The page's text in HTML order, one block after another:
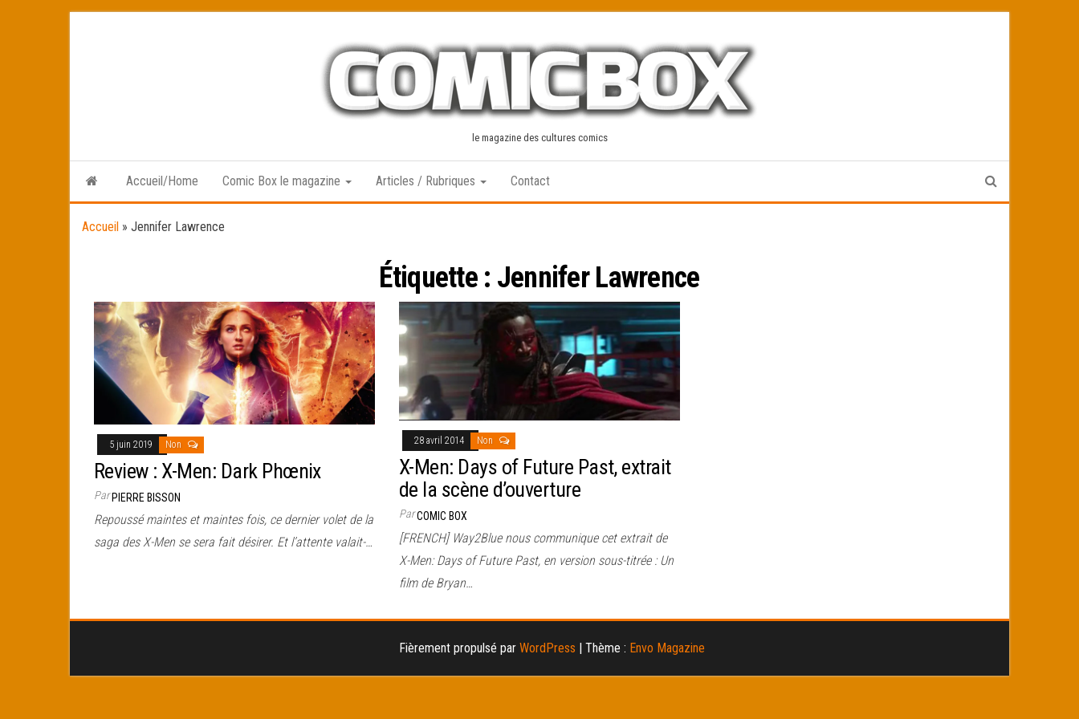
le magazine des cultures comics
Accueil/Home Comic Box le magazine Articles / Rubriques Contact
Accueil » Jennifer Lawrence
Étiquette : Jennifer Lawrence
5 juin 2019 Non
Review : X-Men: Dark Phœnix
ParPIERRE BISSON
Repoussé maintes et maintes fois, ce dernier volet de la
saga des X-Men se sera fait désirer. Et l’attente valait-…
28 avril 2014 Non
X-Men: Days of Future Past, extrait
de la scène d’ouverture
ParCOMIC BOX
[FRENCH] Way2Blue nous communique cet extrait de
X-Men: Days of Future Past, en version sous-titrée : Un
film de Bryan…
Fièrement propulsé par WordPress | Thème : Envo Magazine